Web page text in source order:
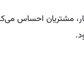
مشتریان احساس